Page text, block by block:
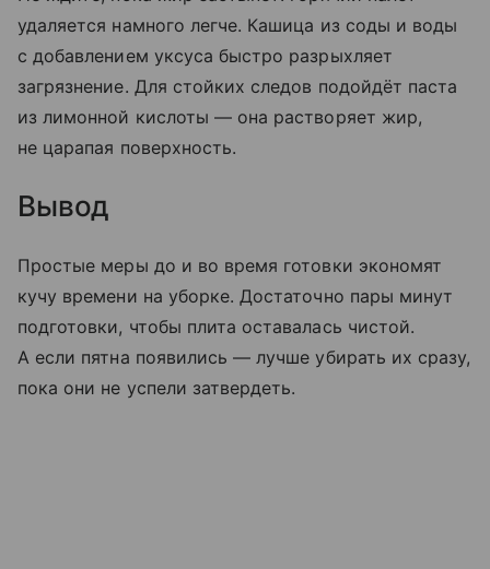
удаляется намного легче. Кашица из соды и воды
с добавлением уксуса быстро разрыхляет
загрязнение. Для стойких следов подойдёт паста
из лимонной кислоты — она растворяет жир,
не царапая поверхность.
Вывод
Простые меры до и во время готовки экономят
кучу времени на уборке. Достаточно пары минут
подготовки, чтобы плита оставалась чистой.
А если пятна появились — лучше убирать их сразу,
пока они не успели затвердеть.